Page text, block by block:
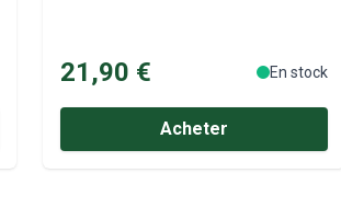
21,90 € En stock
Acheter